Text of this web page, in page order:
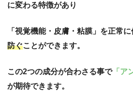
に変わる特徴があり
「視覚機能・皮膚・粘膜」を正常に
防ぐことができます。
この2つの成分が合わさる事で「ア
が期待できます。